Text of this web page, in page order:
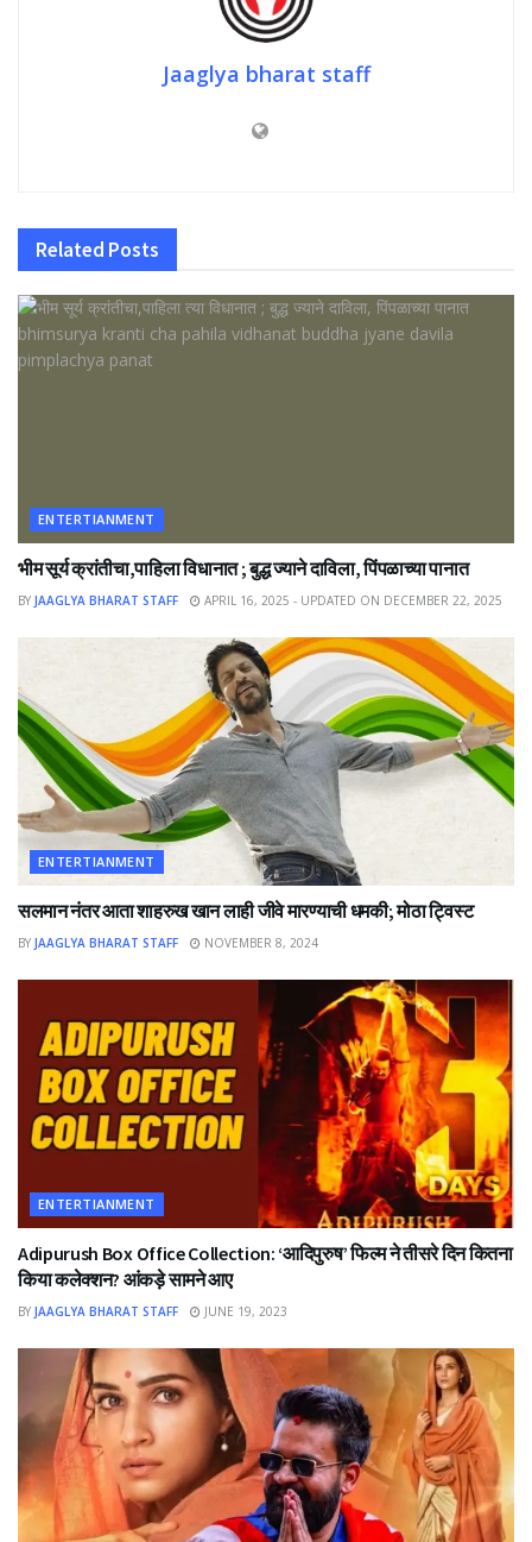
Jaaglya bharat staff
Related Posts
ENTERTIANMENT
भीम सूर्य क्रांतीचा,पाहिला विधानात ; बुद्ध ज्याने दाविला, पिंपळाच्या पानात
BY JAAGLYA BHARAT STAFF APRIL 16, 2025 - UPDATED ON DECEMBER 22, 2025
ENTERTIANMENT
सलमान नंतर आता शाहरुख खान लाही जीवे मारण्याची धमकी; मोठा ट्विस्ट
BY JAAGLYA BHARAT STAFF NOVEMBER 8, 2024
ENTERTIANMENT
Adipurush Box Office Collection: ‘आदिपुरुष’ फिल्म ने तीसरे दिन कितना
किया कलेक्शन? आंकड़े सामने आए
BY JAAGLYA BHARAT STAFF JUNE 19, 2023